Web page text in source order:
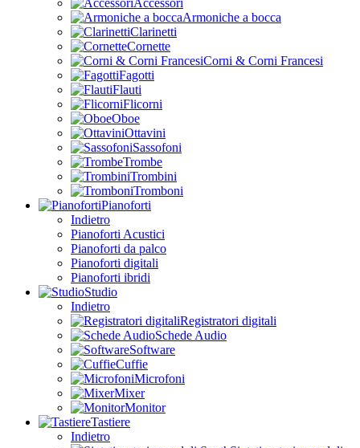
Accessori
Armoniche a bocca
Clarinetti
Cornette
Corni & Corni Francesi
Fagotti
Flauti
Flicorni
Oboe
Ottavini
Sassofoni
Trombe
Trombini
Tromboni
Pianoforti
Indietro
Pianoforti Acustici
Pianoforti da palco
Pianoforti digitali
Pianoforti ibridi
Studio
Indietro
Registratori digitali
Schede Audio
Software
Cuffie
Microfoni
Mixer
Monitor
Tastiere
Indietro